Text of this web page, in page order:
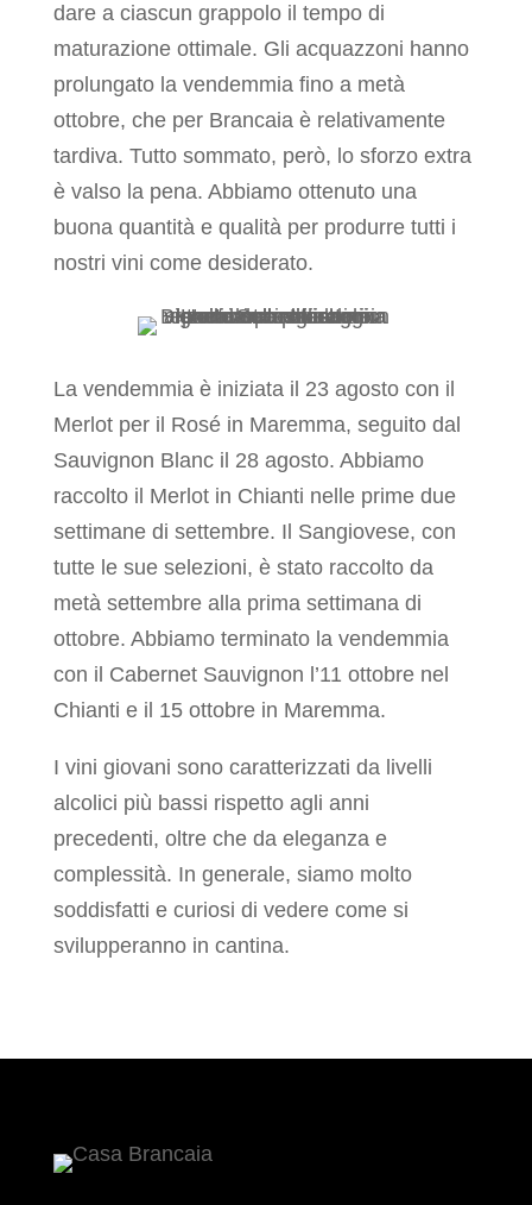
dare a ciascun grappolo il tempo di
maturazione ottimale. Gli acquazzoni hanno
prolungato la vendemmia fino a metà
ottobre, che per Brancaia è relativamente
tardiva. Tutto sommato, però, lo sforzo extra
è valso la pena. Abbiamo ottenuto una
buona quantità e qualità per produrre tutti i
nostri vini come desiderato.
La vendemmia è iniziata il 23 agosto con il
Merlot per il Rosé in Maremma, seguito dal
Sauvignon Blanc il 28 agosto. Abbiamo
raccolto il Merlot in Chianti nelle prime due
settimane di settembre. Il Sangiovese, con
tutte le sue selezioni, è stato raccolto da
metà settembre alla prima settimana di
ottobre. Abbiamo terminato la vendemmia
con il Cabernet Sauvignon l’11 ottobre nel
Chianti e il 15 ottobre in Maremma.
I vini giovani sono caratterizzati da livelli
alcolici più bassi rispetto agli anni
precedenti, oltre che da eleganza e
complessità. In generale, siamo molto
soddisfatti e curiosi di vedere come si
svilupperanno in cantina.